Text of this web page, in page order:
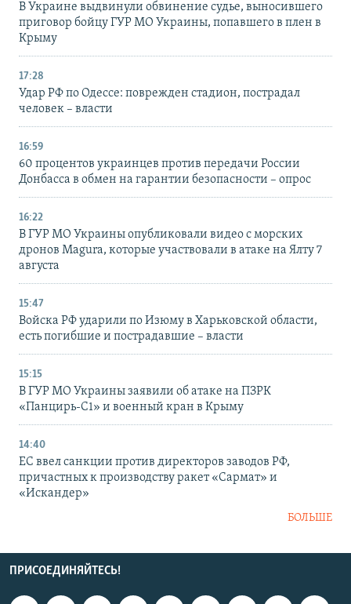
В Украине выдвинули обвинение судье, выносившего
приговор бойцу ГУР МО Украины, попавшего в плен в
Крыму
17:28
Удар РФ по Одессе: поврежден стадион, пострадал
человек – власти
16:59
60 процентов украинцев против передачи России
Донбасса в обмен на гарантии безопасности – опрос
16:22
В ГУР МО Украины опубликовали видео с морских
дронов Magura, которые участвовали в атаке на Ялту 7
августа
15:47
Войска РФ ударили по Изюму в Харьковской области,
есть погибшие и пострадавшие – власти
15:15
В ГУР МО Украины заявили об атаке на ПЗРК
«Панцирь-С1» и военный кран в Крыму
14:40
ЕС ввел санкции против директоров заводов РФ,
причастных к производству ракет «Сармат» и
«Искандер»
БОЛЬШЕ
ПРИСОЕДИНЯЙТЕСЬ!